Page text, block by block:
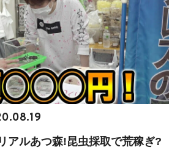
アルあつ森!昆虫採取で荒稼ぎ?